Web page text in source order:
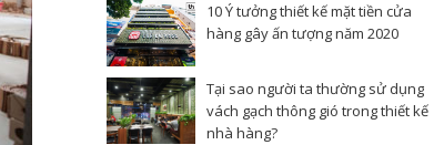
10 Ý tưởng thiết kế mặt tiền cửa
hàng gây ấn tượng năm 2020
Tại sao người ta thường sử dụng
vách gạch thông gió trong thiết kế
nhà hàng?